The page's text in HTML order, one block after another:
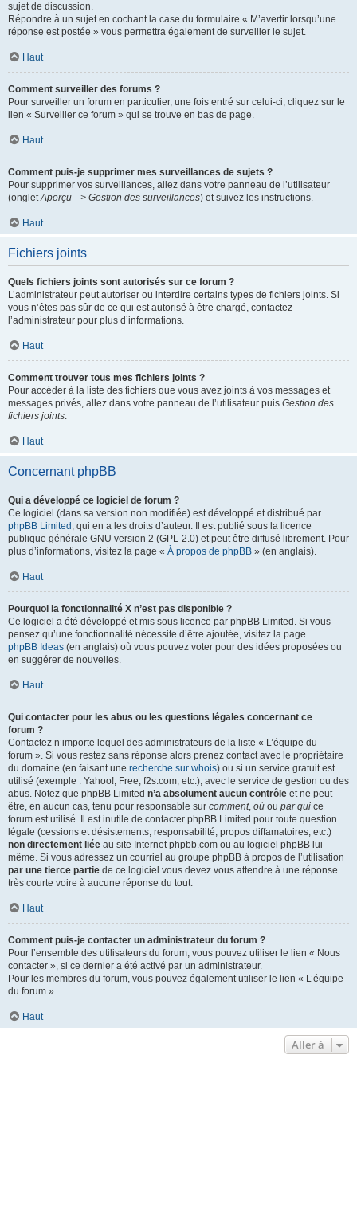
sujet de discussion.
Répondre à un sujet en cochant la case du formulaire « M’avertir lorsqu’une
réponse est postée » vous permettra également de surveiller le sujet.
Haut
Comment surveiller des forums ?
Pour surveiller un forum en particulier, une fois entré sur celui-ci, cliquez sur le
lien « Surveiller ce forum » qui se trouve en bas de page.
Haut
Comment puis-je supprimer mes surveillances de sujets ?
Pour supprimer vos surveillances, allez dans votre panneau de l’utilisateur
(ongletAperçu --> Gestion des surveillances) et suivez les instructions.
Haut
Fichiers joints
Quels fichiers joints sont autorisés sur ce forum ?
L’administrateur peut autoriser ou interdire certains types de fichiers joints. Si
vous n’êtes pas sûr de ce qui est autorisé à être chargé, contactez
l’administrateur pour plus d’informations.
Haut
Comment trouver tous mes fichiers joints ?
Pour accéder à la liste des fichiers que vous avez joints à vos messages et
messages privés, allez dans votre panneau de l’utilisateur puis Gestion des
fichiers joints.
Haut
Concernant phpBB
Qui a développé ce logiciel de forum ?
Ce logiciel (dans sa version non modifiée) est développé et distribué par
phpBB Limited , qui en a les droits d’auteur. Il est publié sous la licence
publique générale GNU version 2 (GPL-2.0) et peut être diffusé librement. Pour
plus d’informations, visitez la page « À propos de phpBB » (en anglais).
Haut
Pourquoi la fonctionnalité X n’est pas disponible ?
Ce logiciel a été développé et mis sous licence par phpBB Limited. Si vous
pensez qu’une fonctionnalité nécessite d’être ajoutée, visitez la page
phpBB Ideas (en anglais) où vous pouvez voter pour des idées proposées ou
en suggérer de nouvelles.
Haut
Qui contacter pour les abus ou les questions légales concernant ce
forum ?
Contactez n’importe lequel des administrateurs de la liste « L’équipe du
forum ». Si vous restez sans réponse alors prenez contact avec le propriétaire
du domaine (en faisant une recherche sur whois) ou si un service gratuit est
utilisé (exemple : Yahoo!, Free, f2s.com, etc.), avec le service de gestion ou des
abus. Notez que phpBB Limited n’a absolument aucun contrôle et ne peut
être, en aucun cas, tenu pour responsable sur comment, où ou par qui ce
forum est utilisé. Il est inutile de contacter phpBB Limited pour toute question
légale (cessions et désistements, responsabilité, propos diffamatoires, etc.)
non directement liée au site Internet phpbb.com ou au logiciel phpBB lui-
même. Si vous adressez un courriel au groupe phpBB à propos de l’utilisation
par une tierce partie de ce logiciel vous devez vous attendre à une réponse
très courte voire à aucune réponse du tout.
Haut
Comment puis-je contacter un administrateur du forum ?
Pour l’ensemble des utilisateurs du forum, vous pouvez utiliser le lien « Nous
contacter », si ce dernier a été activé par un administrateur.
Pour les membres du forum, vous pouvez également utiliser le lien « L’équipe
du forum ».
Haut
Aller à